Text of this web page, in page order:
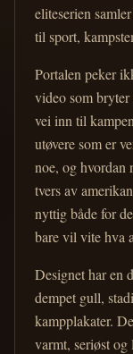
eliteserien
til sport,
Portalen peker
video som
vei inn til
utøvere som er
noe, og hvordan
tvers av
nyttig både for
bare vil vite hva
Designet har en
dempet gull,
kampplakater.
varmt, seriøst